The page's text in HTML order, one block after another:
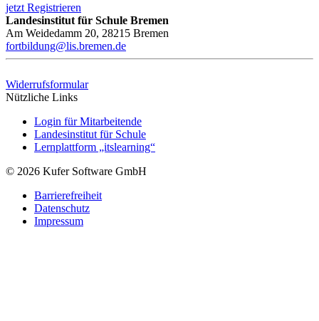
jetzt Registrieren
Landesinstitut für Schule Bremen
Am Weidedamm 20, 28215 Bremen
fortbildung@lis.bremen.de
Widerrufsformular
Nützliche Links
Login für Mitarbeitende
Landesinstitut für Schule
Lernplattform „itslearning“
© 2026 Kufer Software GmbH
Barrierefreiheit
Datenschutz
Impressum